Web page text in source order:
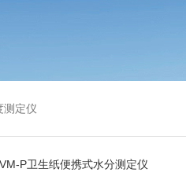
测定仪
P卫生纸便携式水分测定仪